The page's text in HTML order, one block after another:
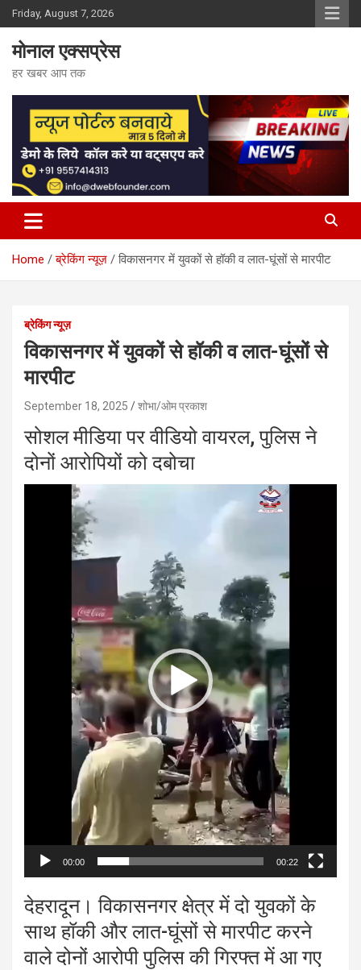
Skip
to
content
Friday, August 7, 2026
मोनाल एक्सप्रेस
हर खबर आप तक
Home ब्रेकिंग न्यूज़ विकासनगर में युवकों से हॉकी व लात-घूंसों से मारपीट
ब्रेकिंग न्यूज़
विकासनगर में युवकों से हॉकी व लात-घूंसों से
मारपीट
September 18, 2025 शोभा/ओम प्रकाश
सोशल मीडिया पर वीडियो वायरल, पुलिस ने
दोनों आरोपियों को दबोचा
00:00 00:22
देहरादून। विकासनगर क्षेत्र में दो युवकों के
साथ हॉकी और लात-घूंसों से मारपीट करने
वाले दोनों आरोपी पुलिस की गिरफ्त में आ गए